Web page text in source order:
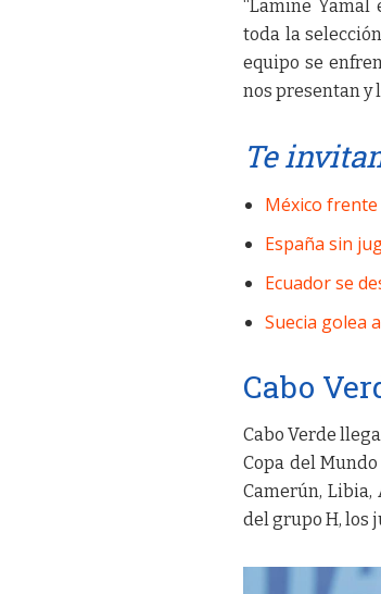
“Lamine
toda la
equipo se
nos presentan y
Te
México frente
España sin
Ecuador se
Suecia golea
Cabo
Cabo Verde
Copa del
Camerún,
del grupo H, los